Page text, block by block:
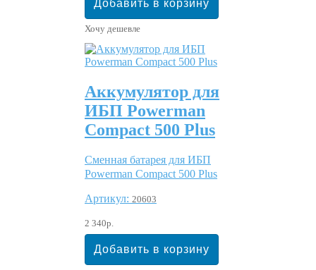
Хочу дешевле
Аккумулятор для
ИБП Powerman
Compact 500 Plus
Сменная батарея для ИБП
Powerman Compact 500 Plus
Артикул: 20603
2 340р.